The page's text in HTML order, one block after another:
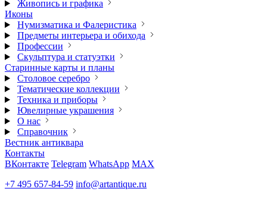
Живопись и графика
Иконы
Нумизматика и Фалеристика
Предметы интерьера и обихода
Профессии
Скульптура и статуэтки
Старинные карты и планы
Столовое серебро
Тематические коллекции
Техника и приборы
Ювелирные украшения
О нас
Справочник
Вестник антиквара
Контакты
ВКонтакте Telegram WhatsApp MAX
+7 495 657-84-59 info@artantique.ru